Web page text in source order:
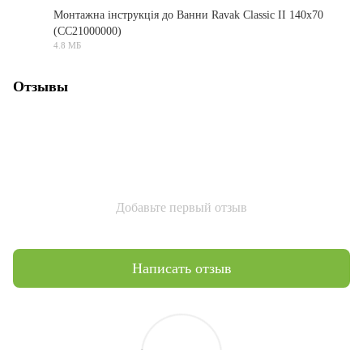
Монтажна інструкція до Ванни Ravak Classic II 140x70
(CC21000000)
4.8 МБ
Отзывы
Добавьте первый отзыв
Написать отзыв